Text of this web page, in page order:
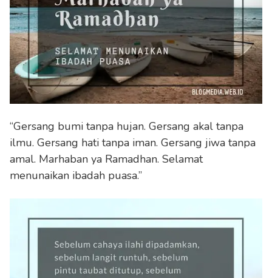
“Gersang bumi tanpa hujan. Gersang akal tanpa
ilmu. Gersang hati tanpa iman. Gersang jiwa tanpa
amal. Marhaban ya Ramadhan. Selamat
menunaikan ibadah puasa.”